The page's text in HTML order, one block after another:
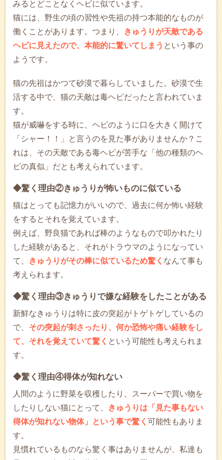
みるとどことなくヘビに似ています。
猫には、野生の頃の習性や先祖の持つ本能的なものが
働くことがあります。つまり、
きゅうりが天敵である
ヘビに見えたので、本能的に驚いてしまう という事の
ようです。
猫の先祖はかつて砂漠で暮らしていました。砂漠で生
活する中で、猫の天敵は毒ヘビだったと言われていま
す。
猫が威嚇をする時に、ヘビのように口を大きく開けて
「シャー！！」と言うのを見た事がありませんか？こ
れは、その天敵である毒ヘビが苦手な「他の種類のヘ
ビの真似」だとも考えられています。
◆驚く理由②きゅうりが怖いものに似ている
猫はとっても記憶力がいいので、過去に何か怖い経験
をするとそれを覚えています。
例えば、野良猫であれば棒のようなもので叩かれたり
した経験があると、それがトラウマのようになってい
て、
きゅうりがその棒に似ているため驚く なんて事も
考えられます。
◆驚く理由③きゅうりで嫌な経験をしたことがある
新鮮なきゅうりは特に皮の突起がトゲトゲしているの
で、 その突起が刺さったり、何か恐怖や痛い経験をし
て、それを覚えていて驚く という可能性も考えられま
す。
◆驚く理由④得体が知れない
人間のように野菜を収穫したり、スーパーで買い物を
したりしない猫にとって、
きゅうりは「見た事もない
得体が知れない物体」という事で驚く 可能性もありま
す。
見慣れているものなら驚く事はありませんが、私達も